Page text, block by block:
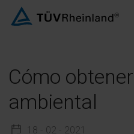
Cómo
ambiental
18 - 02 - 2021